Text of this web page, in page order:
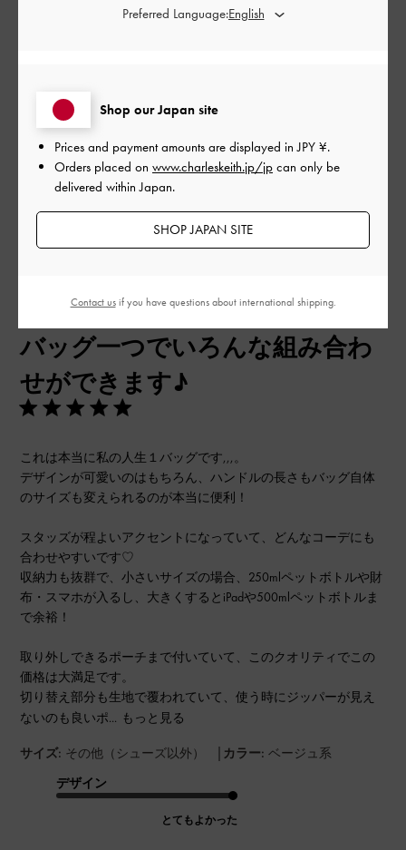
とてもよかった
もっと見る
ご利用者様
バッグ一つでいろんな組み合わ
せができます♪
これは本当に私の人生１バッグです,,,。
デザインが可愛いのはもちろん、ハンドルの長さもバッグ自体
のサイズも変えられるのが本当に便利！
スタッズが程よいアクセントになっていて、どんなコーデにも
合わせやすいです♡
収納力も抜群で、小さいサイズの場合、250mlペットボトルや財
布・スマホが入るし、大きくするとiPadや500mlペットボトルま
で余裕！
取り外しできるポーチまで付いていて、このクオリティでこの
価格は大満足です。
切り替え部分も生地で覆われていて、使う時にジッパーが見え
ないのも良いポ... もっと見る
サイズ: その他（シューズ以外） | カラー: ベージュ系
デザイン
とてもよかった
2025-08-19
Shop our Japan site
Prices and payment amounts are displayed inJPY ¥.
Orders placed on www.charleskeith.jp/jp can only be
delivered within Japan.
SHOP JAPAN SITE
Preferred Language:
Contact usif you have questions about international shipping.